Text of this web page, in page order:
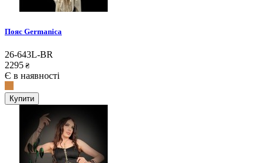
Пояс Germanica
26-643L-BR
2295 ₴
Є в наявності
Купити